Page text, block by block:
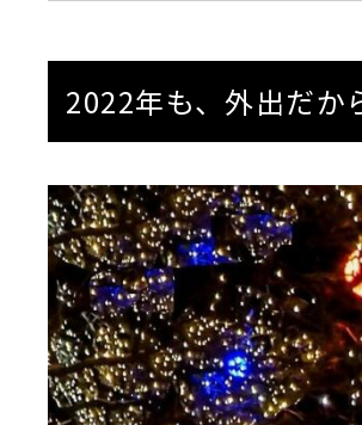
2022年も、外出だか